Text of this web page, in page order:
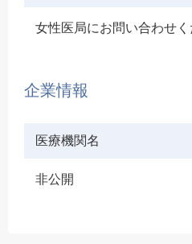
女性医局にお問い合わせく
企業情報
医療機関名
非公開